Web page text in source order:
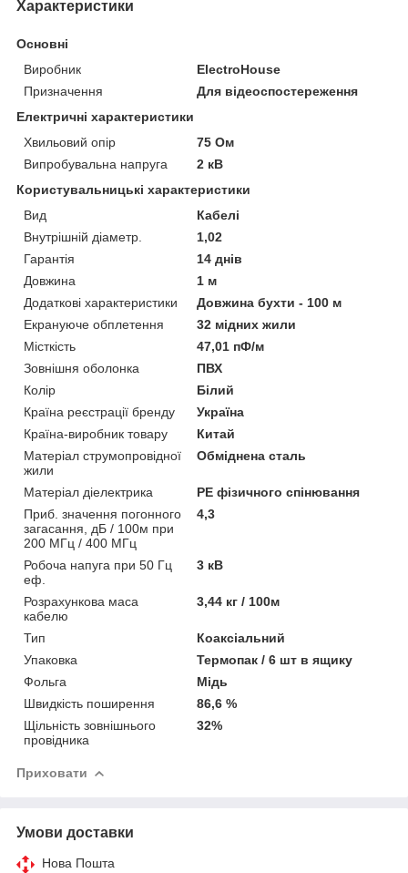
Характеристики
Основні
Виробник
ElectroHouse
Призначення
Для відеоспостереження
Електричні характеристики
Хвильовий опір
75 Ом
Випробувальна напруга
2 кВ
Користувальницькі характеристики
Вид
Кабелі
Внутрішній діаметр.
1,02
Гарантія
14 днів
Довжина
1 м
Додаткові характеристики
Довжина бухти - 100 м
Екрануюче обплетення
32 мідних жили
Місткість
47,01 пФ/м
Зовнішня оболонка
ПВХ
Колір
Білий
Країна реєстрації бренду
Україна
Країна-виробник товару
Китай
Матеріал струмопровідної
жили
Обміднена сталь
Матеріал діелектрика
PE фізичного спінювання
Приб. значення погонного
загасання, дБ / 100м при
200 МГц / 400 МГц
4,3
Робоча напуга при 50 Гц
еф.
3 кВ
Розрахункова маса
кабелю
3,44 кг / 100м
Тип
Коаксіальний
Упаковка
Термопак / 6 шт в ящику
Фольга
Мідь
Швидкість поширення
86,6 %
Щільність зовнішнього
провідника
32%
Приховати
Умови доставки
Нова Пошта